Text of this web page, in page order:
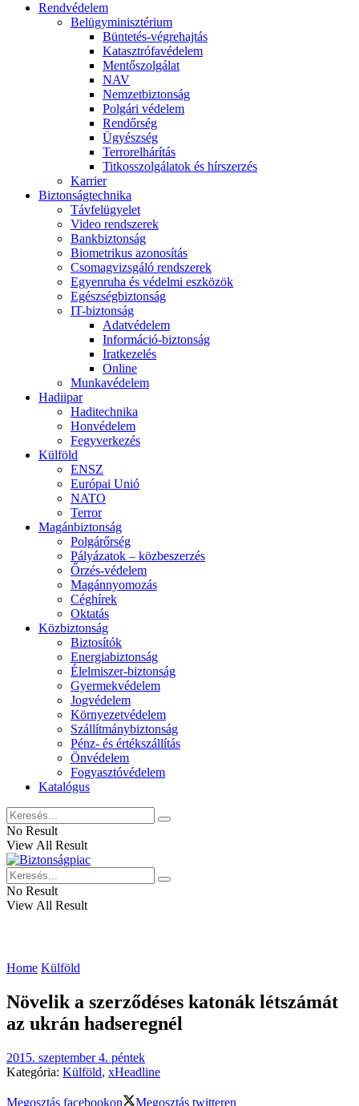
Rendvédelem
Belügyminisztérium
Büntetés-végrehajtás
Katasztrófavédelem
Mentőszolgálat
NAV
Nemzetbiztonság
Polgári védelem
Rendőrség
Ügyészség
Terrorelhárítás
Titkosszolgálatok és hírszerzés
Karrier
Biztonságtechnika
Távfelügyelet
Video rendszerek
Bankbiztonság
Biometrikus azonosítás
Csomagvizsgáló rendszerek
Egyenruha és védelmi eszközök
Egészségbiztonság
IT-biztonság
Adatvédelem
Információ-biztonság
Iratkezelés
Online
Munkavédelem
Hadiipar
Haditechnika
Honvédelem
Fegyverkezés
Külföld
ENSZ
Európai Unió
NATO
Terror
Magánbiztonság
Polgárőrség
Pályázatok – közbeszerzés
Őrzés-védelem
Magánnyomozás
Céghírek
Oktatás
Közbiztonság
Biztosítók
Energiabiztonság
Élelmiszer-biztonság
Gyermekvédelem
Jogvédelem
Környezetvédelem
Szállítmánybiztonság
Pénz- és értékszállítás
Önvédelem
Fogyasztóvédelem
Katalógus
No Result
View All Result
No Result
View All Result
Home Külföld
Növelik a szerződéses katonák létszámát
az ukrán hadseregnél
2015. szeptember 4. péntek
Kategória: Külföld, xHeadline
Megosztás facebookon Megosztás twitteren